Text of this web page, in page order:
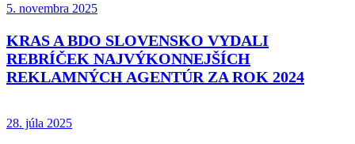
5. novembra 2025
KRAS A BDO SLOVENSKO VYDALI
REBRÍČEK NAJVÝKONNEJŠÍCH
REKLAMNÝCH AGENTÚR ZA ROK 2024
28. júla 2025